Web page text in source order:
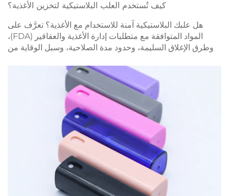
كيف تُستخدم العلب البلاستيكية لتخزين الأغذية؟
هل علبك البلاستيكية آمنة للاستخدام مع الأغذية؟ تعرَّف على
المواد المتوافقة مع متطلبات إدارة الأغذية والعقاقير (FDA)،
وطرق الإغلاق السليمة، وحدود مدة الصلاحية، وسبل الوقاية من